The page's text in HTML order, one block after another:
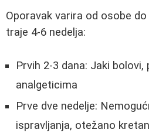
Oporavak varira od osobe
traje 4-6 nedelja:
Prvih 2-3 dana: Jaki bolovi,
analgeticima
Prve dve nedelje:
ispravljanja, otežano